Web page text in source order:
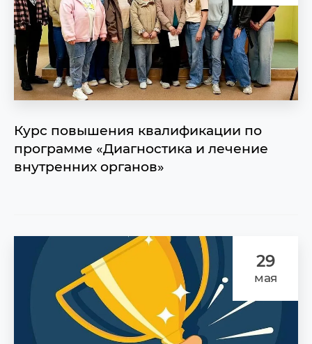
Курс повышения квалификации по
программе «Диагностика и лечение
внутренних органов»
29
мая